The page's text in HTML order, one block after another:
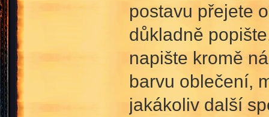
postavu přejete
důkladně
napište kromě
barvu oblečení,
jakákoliv další